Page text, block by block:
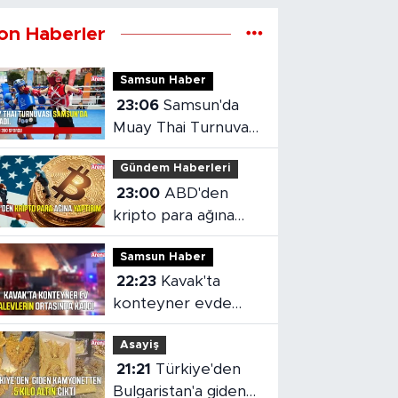
Haberler
Samsun Haber
23:06 Samsun'da
Muay Thai Turnuvası
heyecanı başladı
Gündem Haberleri
23:00 ABD'den
kripto para ağına
yaptırım
Samsun Haber
22:23
konteyner evde
yangın çıktı
Asayiş
21:21
Bulgaristan'a giden